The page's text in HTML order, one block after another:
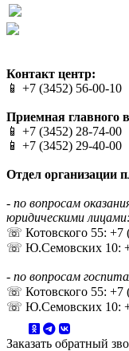
Контакт центр:
📱 +7 (3452) 56-00-10
Приемная главного
📱 +7 (3452) 28-74-00
📱 +7 (3452) 29-40-00
Отдел организации
- по вопросам
юридическими лицами:
☏ Котовского
☏ Ю.Семовских 10:
- по вопросам
☏ Котовского 55: +7
☏ Ю.Семовских 10:
Заказать обратный